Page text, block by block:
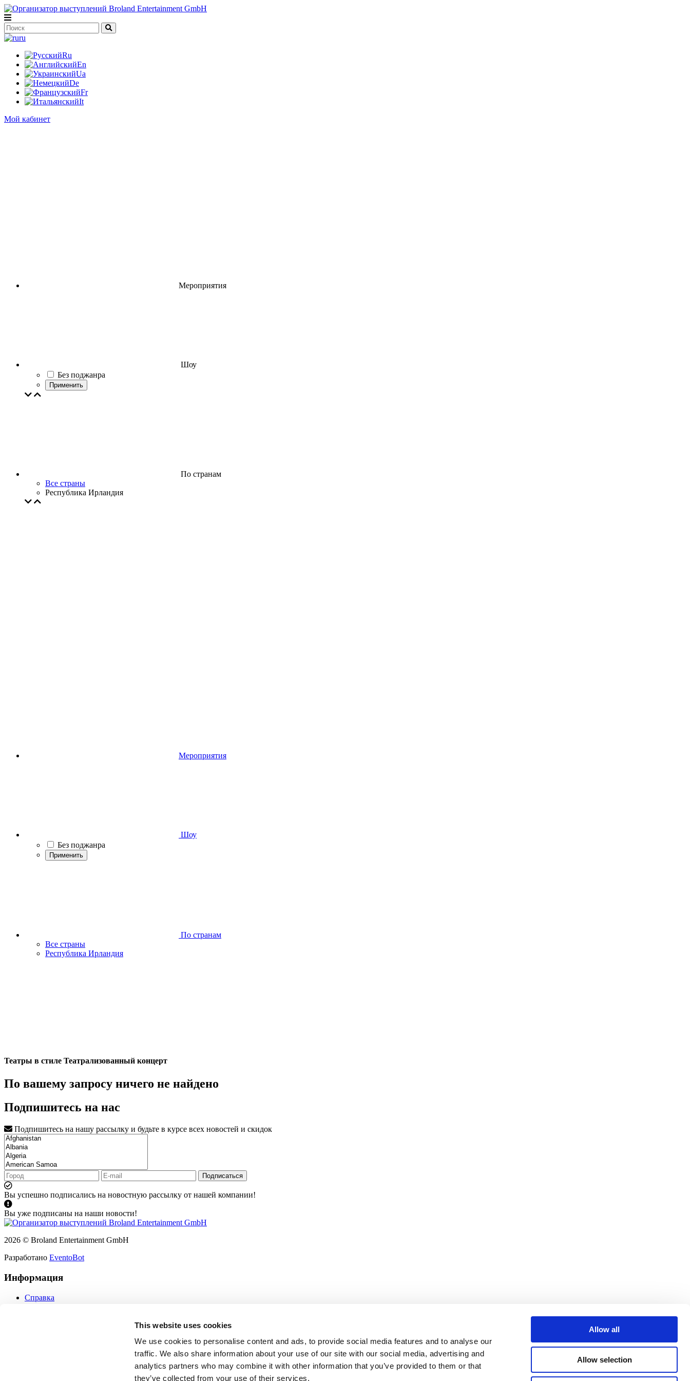
This website uses cookies
We use cookies to personalise content and ads, to provide social media features and to analyse our
traffic. We also share information about your use of our site with our social media, advertising and
analytics partners who may combine it with other information that you’ve provided to them or that
they’ve collected from your use of their services.
Allow all
Allow selection
ru
Ru
En
Ua
De
Fr
It
Мой кабинет
Мероприятия
Шоу
Без поджанра
Применить
По странам
Все страны
Республика Ирландия
Мероприятия
Шоу
Без поджанра
Применить
По странам
Все страны
Республика Ирландия
Театры в стиле Театрализованный концерт
По вашему запросу ничего не найдено
Подпишитесь на нас
Подпишитесь на нашу рассылку и будьте в курсе всех новостей и скидок
Подписаться
Вы успешно подписались на новостную рассылку от нашей компании!
Вы уже подписаны на наши новости!
2026 © Broland Entertainment GmbH
Разработано EventoBot
Информация
Справка